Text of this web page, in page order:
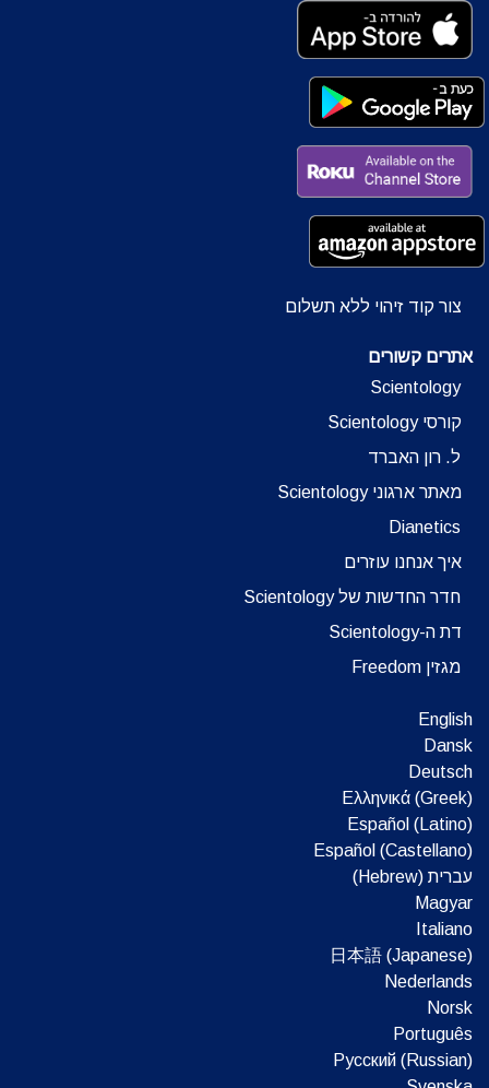
צור קוד זיהוי ללא תשלום
אתרים קשורים
Scientology
קורסי Scientology
ל. רון האברד
מאתר ארגוני Scientology
Dianetics
איך אנחנו עוזרים
חדר החדשות של Scientology
דת ה-Scientology
מגזין Freedom
English
Dansk
Deutsch
Ελληνικά (Greek)
Español (Latino)
Español (Castellano)
עברית (Hebrew)‏
Magyar
Italiano
日本語 (Japanese)
Nederlands
Norsk
Português
Русский (Russian)